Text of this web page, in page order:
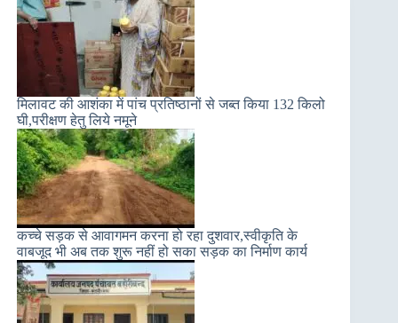
मिलावट की आशंका में पांच प्रतिष्ठानों से जब्त किया 132 किलो
घी,परीक्षण हेतु लिये नमूने
कच्चे सड़क से आवागमन करना हो रहा दुशवार,स्वीकृति के
वाबजूद भी अब तक शुरू नहीं हो सका सड़क का निर्माण कार्य